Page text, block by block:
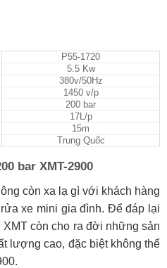
P55-1720
5.5 Kw
380v/50Hz
1450 v/p
200 bar
17L/p
15m
Trung Quốc
bar XMT-2900
còn xa lạ gì với khách hàng
xe mini gia đình. Để đáp lại
còn cho ra đời những sản
lượng cao, đặc biệt không thể